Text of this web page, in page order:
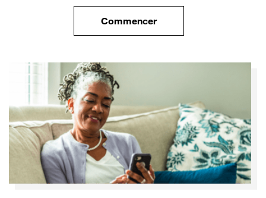
Commencerle tuto pour Sécuriser votre